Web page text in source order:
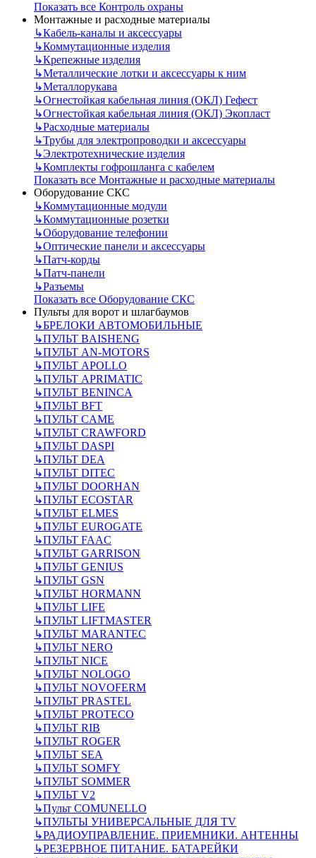
Показать все Контроль охраны
Монтажные и расходные материалы
↳Кабель-каналы и аксессуары
↳Коммутационные изделия
↳Крепежные изделия
↳Металлические лотки и аксессуары к ним
↳Металлорукава
↳Огнестойкая кабельная линия (ОКЛ) Гефест
↳Огнестойкая кабельная линия (ОКЛ) Экопласт
↳Расходные материалы
↳Трубы для электропроводки и аксессуары
↳Электротехнические изделия
↳Комплекты гофрошланга с кабелем
Показать все Монтажные и расходные материалы
Оборудование СКС
↳Коммутационные модули
↳Коммутационные розетки
↳Оборудование телефонии
↳Оптические панели и аксессуары
↳Патч-корды
↳Патч-панели
↳Разъемы
Показать все Оборудование СКС
Пульты для ворот и шлагбаумов
↳БРЕЛОКИ АВТОМОБИЛЬНЫЕ
↳ПУЛЬТ BAISHENG
↳ПУЛЬТ AN-MOTORS
↳ПУЛЬТ APOLLO
↳ПУЛЬТ APRIMATIC
↳ПУЛЬТ BENINCA
↳ПУЛЬТ BFT
↳ПУЛЬТ CAME
↳ПУЛЬТ CRAWFORD
↳ПУЛЬТ DASPI
↳ПУЛЬТ DEA
↳ПУЛЬТ DITEC
↳ПУЛЬТ DOORHAN
↳ПУЛЬТ ECOSTAR
↳ПУЛЬТ ELMES
↳ПУЛЬТ EUROGATE
↳ПУЛЬТ FAAC
↳ПУЛЬТ GARRISON
↳ПУЛЬТ GENIUS
↳ПУЛЬТ GSN
↳ПУЛЬТ HORMANN
↳ПУЛЬТ LIFE
↳ПУЛЬТ LIFTMASTER
↳ПУЛЬТ MARANTEC
↳ПУЛЬТ NERO
↳ПУЛЬТ NICE
↳ПУЛЬТ NOLOGO
↳ПУЛЬТ NOVOFERM
↳ПУЛЬТ PRASTEL
↳ПУЛЬТ PROTECO
↳ПУЛЬТ RIB
↳ПУЛЬТ ROGER
↳ПУЛЬТ SEA
↳ПУЛЬТ SOMFY
↳ПУЛЬТ SOMMER
↳ПУЛЬТ V2
↳Пульт СOMUNELLO
↳ПУЛЬТЫ УНИВЕРСАЛЬНЫЕ ДЛЯ TV
↳РАДИОУПРАВЛЕНИЕ. ПРИЕМНИКИ. АНТЕННЫ
↳РЕЗЕРВНОЕ ПИТАНИЕ. БАТАРЕЙКИ